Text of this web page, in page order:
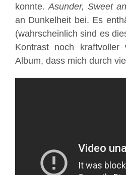
konnte.Asunder, Sweet
an Dunkelheit bei. Es
(wahrscheinlich sind es
Kontrast noch
Album, dass mich durch